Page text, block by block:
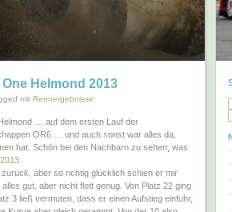
Helmond 2013
mit Rennergebnisse
… auf dem ersten Lauf der
OR6 … und auch sonst war alles da,
hat. Schön bei den Nachbarn zu sehen, was
aber so richtig glücklich schien er mir
gut, aber nicht flott genug. Von Platz 22 ging
3 ließ vermuten, dass er einen Aufstieg einfuhr,